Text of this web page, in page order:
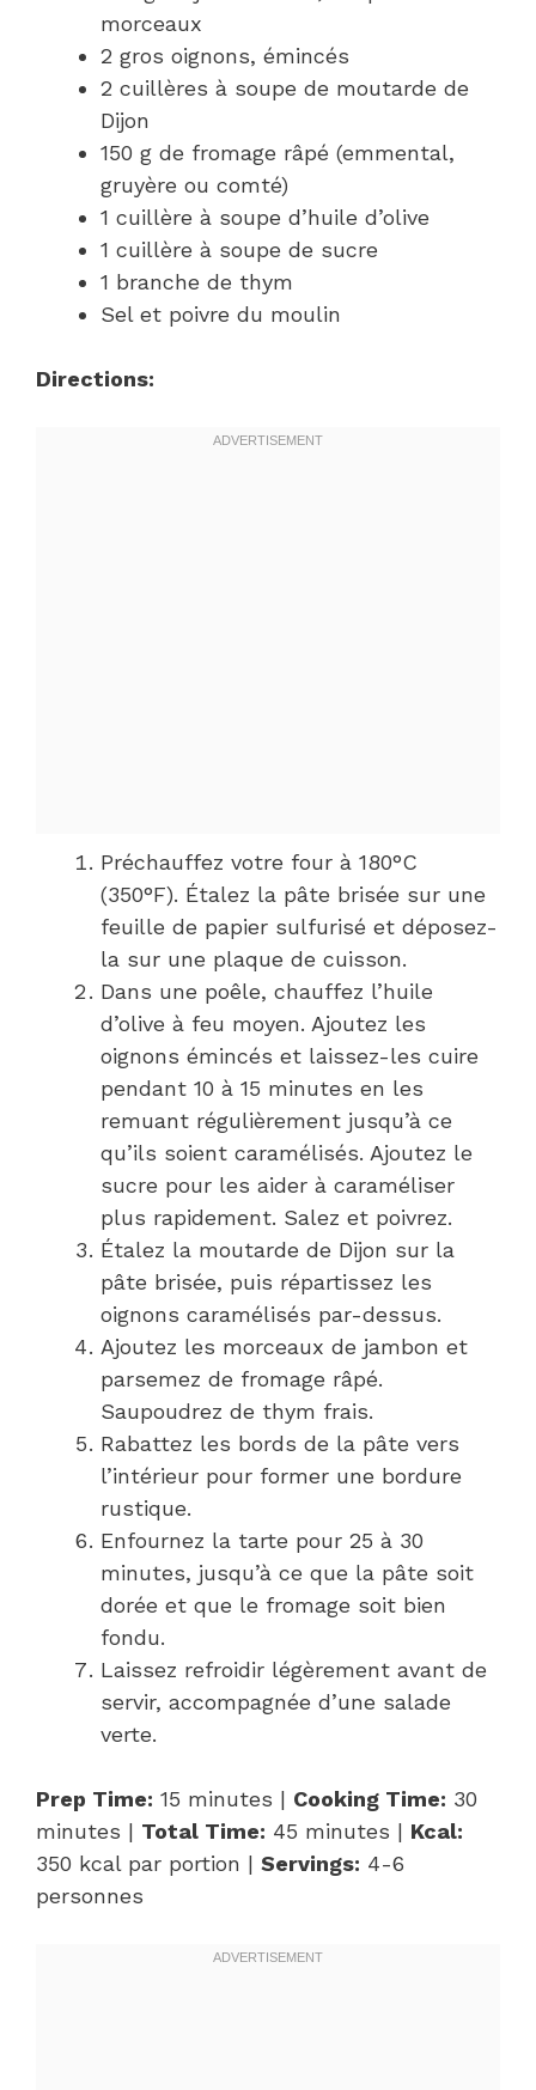
morceaux
2 gros oignons, émincés
2 cuillères à soupe de moutarde de
Dijon
150 g de fromage râpé (emmental,
gruyère ou comté)
1 cuillère à soupe d’huile d’olive
1 cuillère à soupe de sucre
1 branche de thym
Sel et poivre du moulin
Directions:
Préchauffez votre four à 180°C
(350°F). Étalez la pâte brisée sur une
feuille de papier sulfurisé et déposez-
la sur une plaque de cuisson.
Dans une poêle, chauffez l’huile
d’olive à feu moyen. Ajoutez les
oignons émincés et laissez-les cuire
pendant 10 à 15 minutes en les
remuant régulièrement jusqu’à ce
qu’ils soient caramélisés. Ajoutez le
sucre pour les aider à caraméliser
plus rapidement. Salez et poivrez.
Étalez la moutarde de Dijon sur la
pâte brisée, puis répartissez les
oignons caramélisés par-dessus.
Ajoutez les morceaux de jambon et
parsemez de fromage râpé.
Saupoudrez de thym frais.
Rabattez les bords de la pâte vers
l’intérieur pour former une bordure
rustique.
Enfournez la tarte pour 25 à 30
minutes, jusqu’à ce que la pâte soit
dorée et que le fromage soit bien
fondu.
Laissez refroidir légèrement avant de
servir, accompagnée d’une salade
verte.
Prep Time: 15 minutes | Cooking Time: 30
minutes | Total Time: 45 minutes | Kcal:
350 kcal par portion | Servings: 4-6
personnes